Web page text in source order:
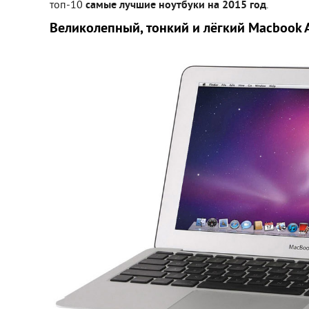
топ-10 самые лучшие ноутбуки на 2015 год.
Великолепный, тонкий и лёгкий Macbook